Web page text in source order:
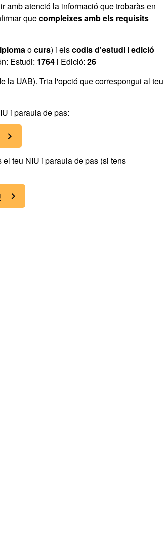
amb atenció la informació que trobaràs en
quecompleixes amb els requisits
ocurs) i elscodis d'estudi i edició
Estudi: 1764 i Edició: 26
la UAB). Tria l'opció que correspongui al teu
i paraula de pas:
teu NIU i paraula de pas (si tens